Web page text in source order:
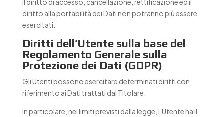
il diritto di accesso, cancellazione, rettificazione ed il
diritto alla portabilità dei Dati non potranno più essere
esercitati.
Diritti dell’Utente sulla base del
Regolamento Generale sulla
Protezione dei Dati (GDPR)
Gli Utenti possono esercitare determinati diritti con
riferimento ai Dati trattati dal Titolare.
In particolare, nei limiti previsti dalla legge, l’Utente ha il